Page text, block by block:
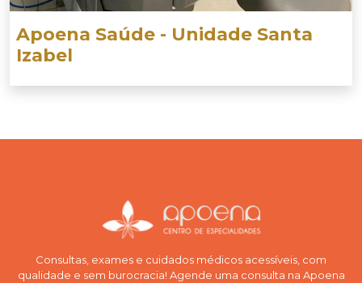
Apoena Saúde - Unidade Santa
Izabel
Consultas, exames e cuidados médicos acessíveis, com
qualidade e sem burocracia! Agende uma consulta na Apoena